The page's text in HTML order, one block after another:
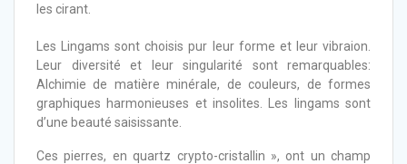
les cirant.
Les Lingams sont choisis pur leur forme et leur vibraion.
Leur diversité et leur singularité sont remarquables:
Alchimie de matière minérale, de couleurs, de formes
graphiques harmonieuses et insolites. Les lingams sont
d’une beauté saisissante.
Ces pierres, en quartz crypto-cristallin », ont un champ